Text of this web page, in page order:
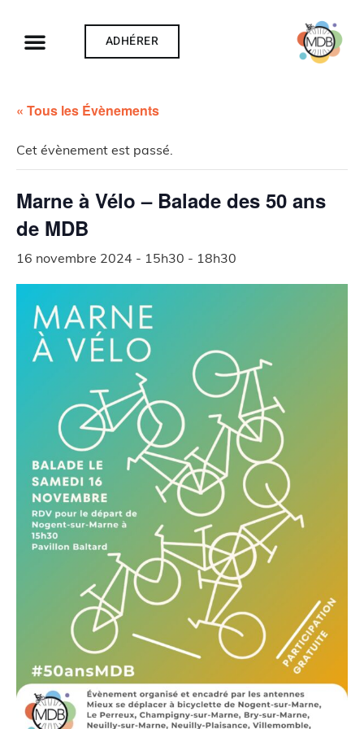
ADHÉRER
« Tous les Évènements
Cet évènement est passé.
Marne à Vélo – Balade des 50 ans
de MDB
16 novembre 2024 - 15h30 - 18h30